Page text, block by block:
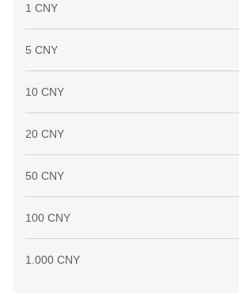
1 CNY
5 CNY
10 CNY
20 CNY
50 CNY
100 CNY
1.000 CNY